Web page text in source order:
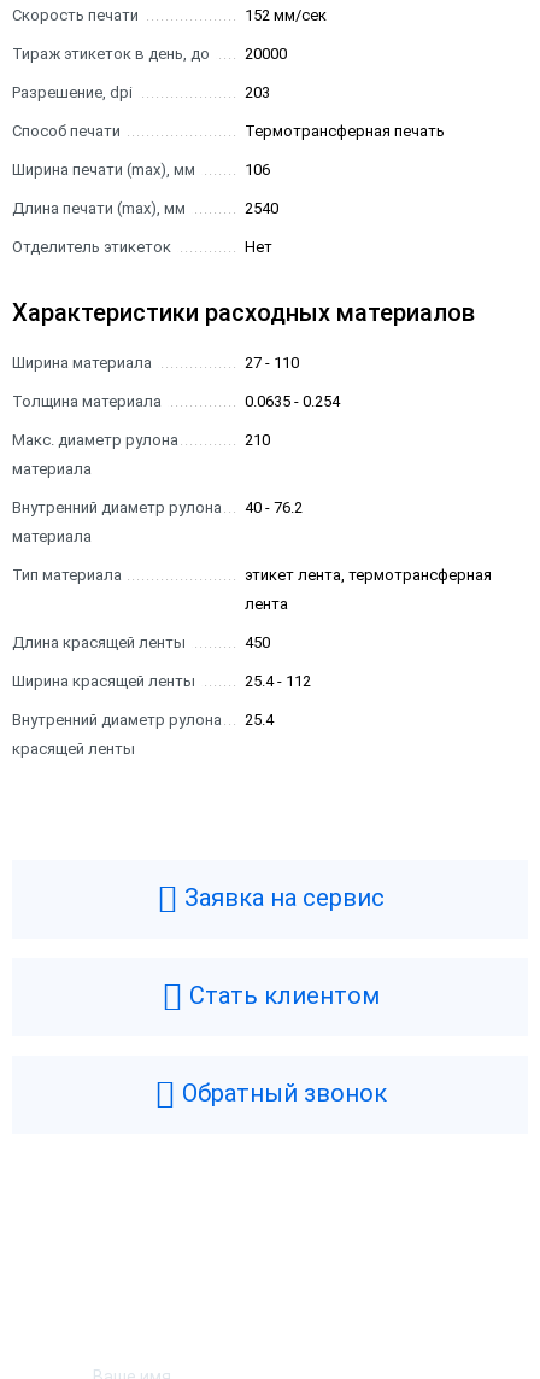
Скорость печати 152 мм/сек
Тираж этикеток в день, до 20000
Разрешение, dpi 203
Способ печати Термотрансферная печать
Ширина печати (max), мм 106
Длина печати (max), мм 2540
Отделитель этикеток Нет
Характеристики расходных материалов
Ширина материала 27 - 110
Толщина материала 0.0635 - 0.254
Макс. диаметр рулона
материала
210
Внутренний диаметр рулона
материала
40 - 76.2
Тип материала
этикет лента, термотрансферная
лента
Длина красящей ленты 450
Ширина красящей ленты 25.4 - 112
Внутренний диаметр рулона
красящей ленты
25.4
Заявка на сервис
Стать клиентом
Обратный звонок